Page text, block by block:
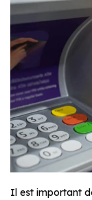
Il est important